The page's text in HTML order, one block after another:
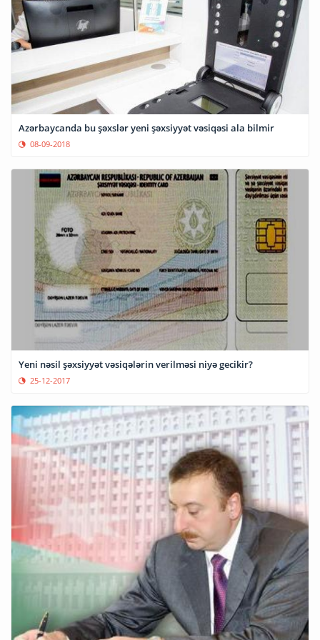
Azərbaycanda bu şəxslər yeni şəxsiyyət vəsiqəsi ala bilmir
08-09-2018
Yeni nəsil şəxsiyyət vəsiqələrin verilməsi niyə gecikir?
25-12-2017